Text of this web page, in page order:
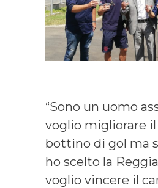
“Sono un uomo
voglio migliorare
bottino di gol ma
ho scelto la
voglio vincere il